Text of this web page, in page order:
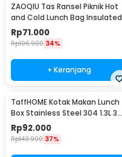
ZAOQIU Tas Ransel Piknik Hot
and Cold Lunch Bag Insulated
Backpack - YY29
Rp71.000
Rp106.900 34%
+ Keranjang
TaffHOME Kotak Makan Lunch
Box Stainless Steel 304 1.3L 3
Grid - U-4
Rp92.000
Rp143.900 37%